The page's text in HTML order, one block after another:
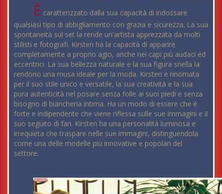
È caratterizzato dalla sua capacità di indossare
qualsiasi tipo di abbigliamento con grazia e sicurezza. La sua
spontaneità sul set la rende un'artista apprezzata da molti
stilisti e fotografi. Kirsten ha la capacità di apparire
completamente a proprio agio, anche nei capi più audaci ed
eccentrici. La sua bellezza naturale e la sua figura snella la
rendono una musa ideale per la moda. Kirsten è rinomata
per il suo stile unico e versatile, la sua creatività e la sua
pura autenticità nel posare senza folle ai suoi piedi e senza
bisogno di biancheria intima. Ha un modo di essere che è
forte e indipendente che viene riflessa sulle sue immagini e il
suo seguito di fan. Kirsten ha una personalità luminosa e
irrequieta che traspare nelle sue immagini, distinguendola
come una delle modelle più innovative e popolari del
settore.